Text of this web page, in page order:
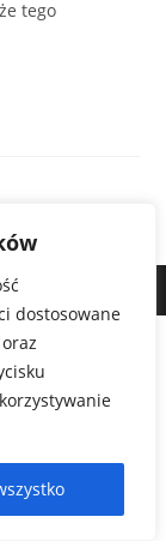
dostosowane
tego